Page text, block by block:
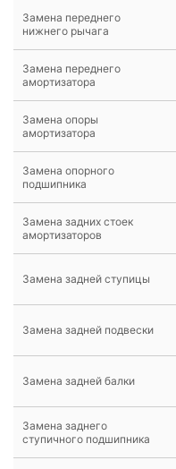
Замена переднего
нижнего рычага
Замена переднего
амортизатора
Замена опоры
амортизатора
Замена опорного
подшипника
Замена задних стоек
амортизаторов
Замена задней ступицы
Замена задней подвески
Замена задней балки
Замена заднего
ступичного подшипника